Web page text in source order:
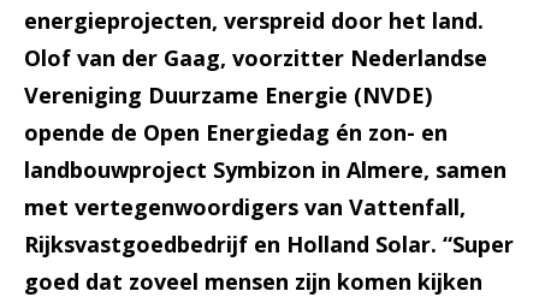
energieprojecten, verspreid door het land.
Olof van der Gaag, voorzitter Nederlandse
Vereniging Duurzame Energie (NVDE)
opende de Open Energiedag én zon- en
landbouwproject Symbizon in Almere, samen
met vertegenwoordigers van Vattenfall,
Rijksvastgoedbedrijf en Holland Solar. “Super
goed dat zoveel mensen zijn komen kijken